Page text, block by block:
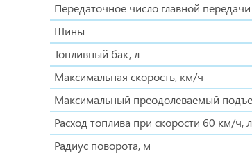
Передаточное число главной передачи
Шины
Топливный бак, л
Максимальная скорость, км/ч
Максимальный преодолеваемый
Расход топлива при скорости 60 км/
Радиус поворота, м